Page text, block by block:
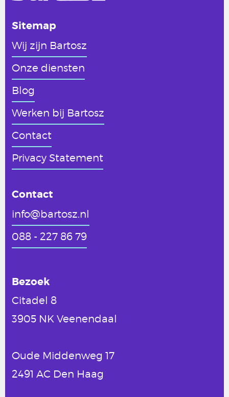
Sitemap
Wij zijn Bartosz
Onze diensten
Blog
Werken bij Bartosz
Contact
Privacy Statement
Contact
info@bartosz.nl
088 - 227 86 79
Bezoek
Citadel 8
3905 NK Veenendaal
Oude Middenweg 17
2491 AC Den Haag